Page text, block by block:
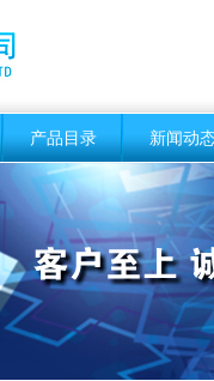
产品目录 新闻动